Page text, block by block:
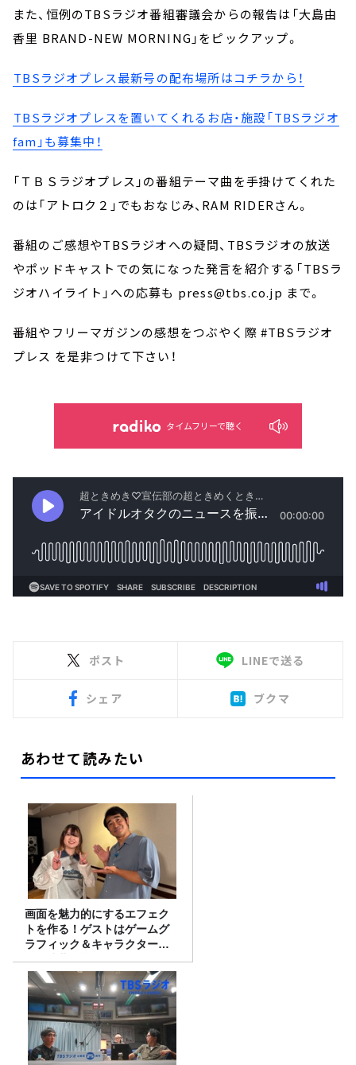
また、恒例のTBSラジオ番組審議会からの報告は「大島由
香里 BRAND-NEW MORNING」をピックアップ。
TBSラジオプレス最新号の配布場所はコチラから！
TBSラジオプレスを置いてくれるお店・施設「TBSラジオ
fam」も募集中！
「ＴＢＳラジオプレス」の番組テーマ曲を手掛けてくれた
のは「アトロク２」でもおなじみ、RAM RIDERさん。
番組のご感想やTBSラジオへの疑問、TBSラジオの放送
やポッドキャストでの気になった発言を紹介する「TBSラ
ジオハイライト」への応募も press@tbs.co.jp まで。
番組やフリーマガジンの感想をつぶやく際 #TBSラジオ
プレス を是非つけて下さい！
タイムフリーで聴く
ポスト LINEで送る
シェア ブクマ
あわせて読みたい
画面を魅力的にするエフェク
トを作る！ゲストはゲームグ
ラフィック＆キャラクター専
攻の遠藤里桜さん！